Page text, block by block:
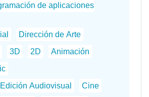
de aplicaciones
Dirección de Arte
3D 2D
Animación
Audiovisual
Cine